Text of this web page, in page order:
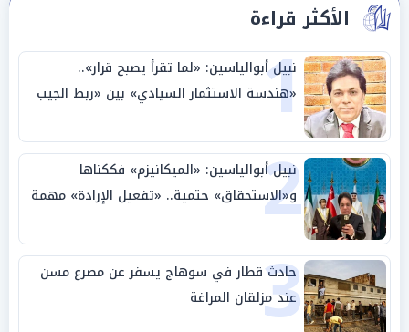
الأكثر قراءة
1
نبيل أبوالياسين: «لما تقرأ يصبح قرار»..
«هندسة الاستثمار السيادي» بين «ربط الجيب
بالوطن» و«سيادة الكلمة»
2
نبيل أبوالياسين: «الميكانيزم» فككناها
و«الاستحقاق» حتمية.. «تفعيل الإرادة» مهمة
الجامعة العربية
3
حادث قطار في سوهاج يسفر عن مصرع مسن
عند مزلقان المراغة